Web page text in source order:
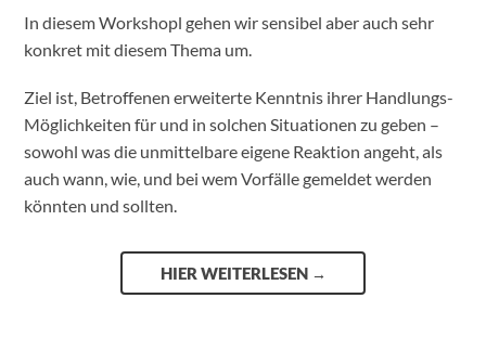
In diesem Workshopl gehen wir sensibel aber auch sehr
konkret mit diesem Thema um.
Ziel ist, Betroffenen erweiterte Kenntnis ihrer Handlungs-
Möglichkeiten für und in solchen Situationen zu geben –
sowohl was die unmittelbare eigene Reaktion angeht, als
auch wann, wie, und bei wem Vorfälle gemeldet werden
könnten und sollten.
HIER WEITERLESEN →